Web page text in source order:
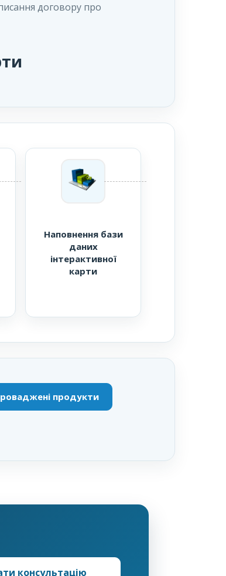
договору про
Наповнення бази
даних
інтерактивної
карти
продукти
консультацію